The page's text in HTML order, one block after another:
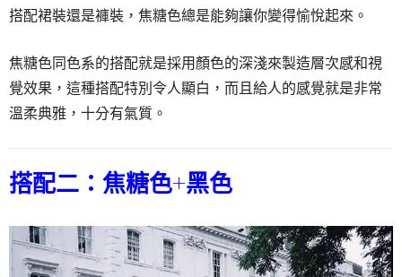
搭配裙裝還是褲裝，焦糖色總是能夠讓你變得愉悅起來。
焦糖色同色系的搭配就是採用顏色的深淺來製造層次感和視
覺效果，這種搭配特別令人顯白，而且給人的感覺就是非常
溫柔典雅，十分有氣質。
搭配二：焦糖色+黑色